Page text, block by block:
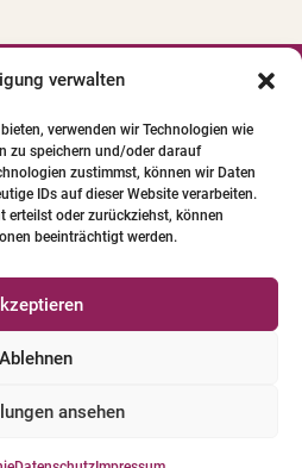
verwalten
verwenden wir Technologien wie
zu speichern und/oder darauf
zustimmst, können wir Daten
IDs auf dieser Website verarbeiten.
erteilst oder zurückziehst, können
beeinträchtigt werden.
Ablehnen
ansehen
:

FÜR PFERDE-
GBR. Alle Bilder und Texte
Urheberrecht.
Physio-Therapeuten